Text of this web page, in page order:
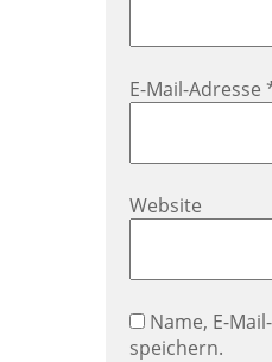
E-Mail-Adresse
Website
Name, E-
speichern.